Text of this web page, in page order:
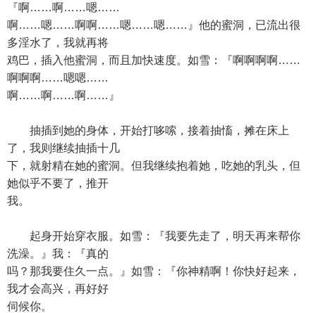
『啊……啊……嗯……
啊……嗯……啊啊……嗯……嗯……』他的蜜洞，已流出很
多淫水了，我就再将
鸡巴，插入他蜜洞，而且加快速度。如雪：『啊啊啊啊……
啊啊啊……嗯嗯……
啊……啊……啊……』
抽插到她的身体，开始打哆嗦，接着抽慉，摊在床上
了，我则继续抽插十几
下，就射精在她的蜜洞。但我继续抱着她，吃她的乳头，但
她似乎不要了，推开
我。
起身开始穿衣服。如雪：『我要先走了，明天再来帮你
洗澡。』我：『真的
吗？那我要住久一点。』如雪：『你神精啊！你快好起来，
我才会高兴，再好好
伺候你。